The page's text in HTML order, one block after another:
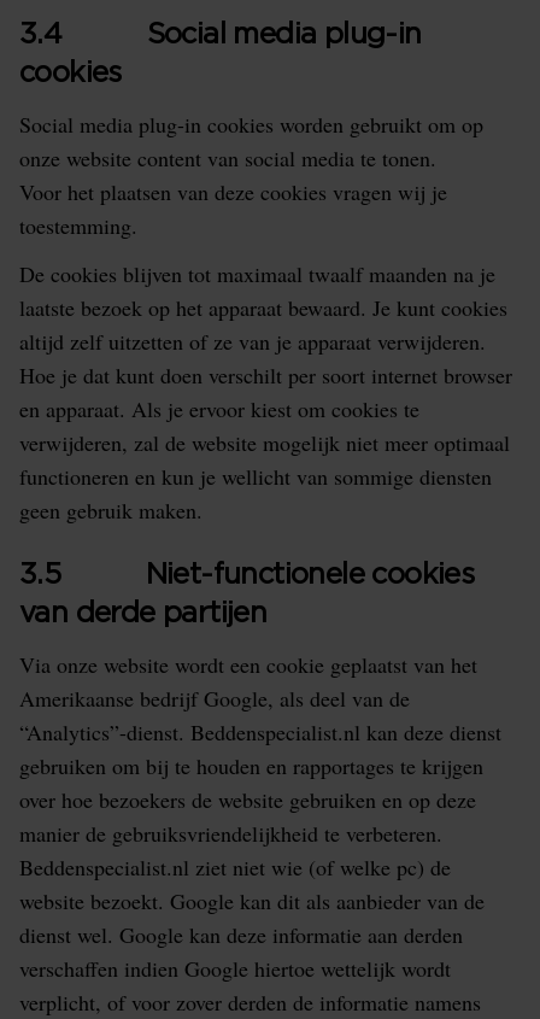
3.4 Social media plug-in
cookies
Social media plug-in cookies worden gebruikt om op
onze website content van social media te tonen.
Voor het plaatsen van deze cookies vragen wij je
toestemming.
De cookies blijven tot maximaal twaalf maanden na je
laatste bezoek op het apparaat bewaard. Je kunt cookies
altijd zelf uitzetten of ze van je apparaat verwijderen.
Hoe je dat kunt doen verschilt per soort internet browser
en apparaat. Als je ervoor kiest om cookies te
verwijderen, zal de website mogelijk niet meer optimaal
functioneren en kun je wellicht van sommige diensten
geen gebruik maken.
3.5 Niet-functionele cookies
van derde partijen
Via onze website wordt een cookie geplaatst van het
Amerikaanse bedrijf Google, als deel van de
“Analytics”-dienst. Beddenspecialist.nl kan deze dienst
gebruiken om bij te houden en rapportages te krijgen
over hoe bezoekers de website gebruiken en op deze
manier de gebruiksvriendelijkheid te verbeteren.
Beddenspecialist.nl ziet niet wie (of welke pc) de
website bezoekt. Google kan dit als aanbieder van de
dienst wel. Google kan deze informatie aan derden
verschaffen indien Google hiertoe wettelijk wordt
verplicht, of voor zover derden de informatie namens